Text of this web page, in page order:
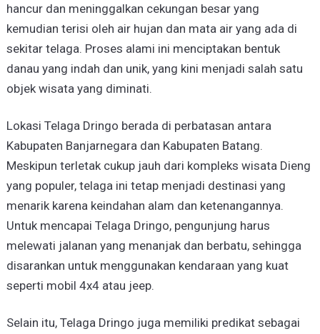
hancur dan meninggalkan cekungan besar yang
kemudian terisi oleh air hujan dan mata air yang ada di
sekitar telaga. Proses alami ini menciptakan bentuk
danau yang indah dan unik, yang kini menjadi salah satu
objek wisata yang diminati.
Lokasi Telaga Dringo berada di perbatasan antara
Kabupaten Banjarnegara dan Kabupaten Batang.
Meskipun terletak cukup jauh dari kompleks wisata Dieng
yang populer, telaga ini tetap menjadi destinasi yang
menarik karena keindahan alam dan ketenangannya.
Untuk mencapai Telaga Dringo, pengunjung harus
melewati jalanan yang menanjak dan berbatu, sehingga
disarankan untuk menggunakan kendaraan yang kuat
seperti mobil 4x4 atau jeep.
Selain itu, Telaga Dringo juga memiliki predikat sebagai